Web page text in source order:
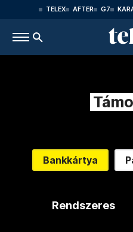
TELEX AFTER G7
Bankkártya
Rendszeres